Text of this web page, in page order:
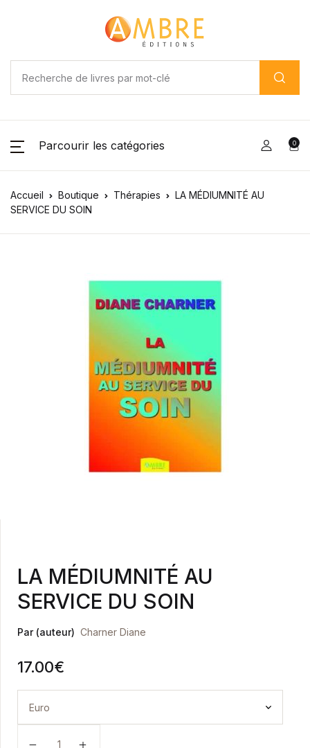
Parcourir les catégories 0
Accueil Boutique Thérapies
LA MÉDIUMNITÉ AU
SERVICE DU SOIN
LA MÉDIUMNITÉ AU
SERVICE DU SOIN
Par (auteur) Charner Diane
17.00€